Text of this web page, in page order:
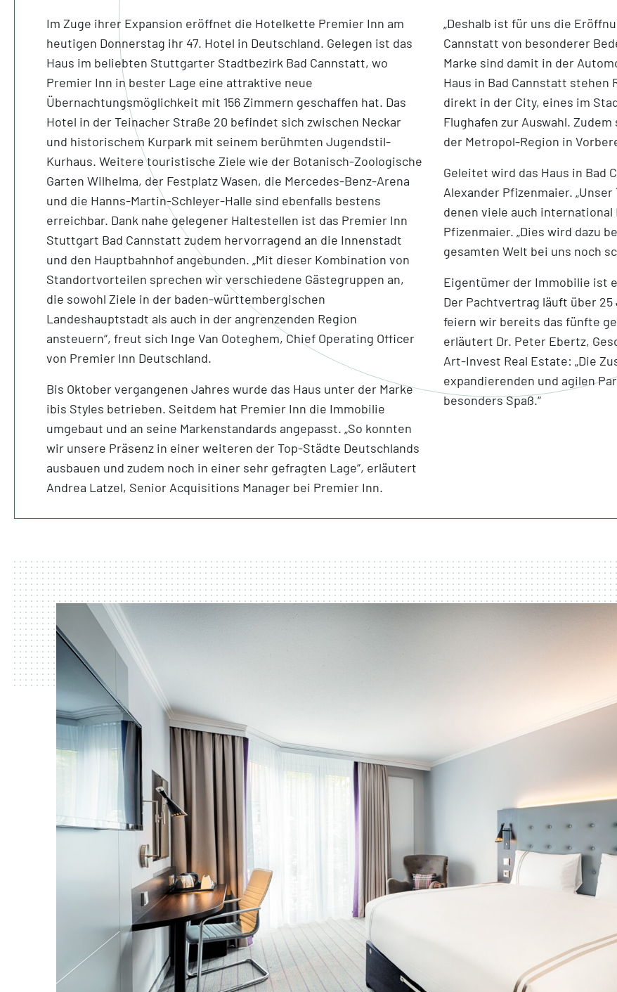
Im Zuge ihrer Expansion eröffnet die Hotelkette Premier Inn am
heutigen Donnerstag ihr 47. Hotel in Deutschland. Gelegen ist das
Haus im beliebten Stuttgarter Stadtbezirk Bad Cannstatt, wo
Premier Inn in bester Lage eine attraktive neue
Übernachtungsmöglichkeit mit 156 Zimmern geschaffen hat. Das
Hotel in der Teinacher Straße 20 befindet sich zwischen Neckar
und historischem Kurpark mit seinem berühmten Jugendstil-
Kurhaus. Weitere touristische Ziele wie der Botanisch-Zoologische
Garten Wilhelma, der Festplatz Wasen, die Mercedes-Benz-Arena
und die Hanns-Martin-Schleyer-Halle sind ebenfalls bestens
erreichbar. Dank nahe gelegener Haltestellen ist das Premier Inn
Stuttgart Bad Cannstatt zudem hervorragend an die Innenstadt
und den Hauptbahnhof angebunden. „Mit dieser Kombination von
Standortvorteilen sprechen wir verschiedene Gästegruppen an,
die sowohl Ziele in der baden-württembergischen
Landeshauptstadt als auch in der angrenzenden Region
ansteuern“, freut sich Inge Van Ooteghem, Chief Operating Officer
von Premier Inn Deutschland.
Bis Oktober vergangenen Jahres wurde das Haus unter der Marke
ibis Styles betrieben. Seitdem hat Premier Inn die Immobilie
umgebaut und an seine Markenstandards angepasst. „So konnten
wir unsere Präsenz in einer weiteren der Top-Städte Deutschlands
ausbauen und zudem noch in einer sehr gefragten Lage“, erläutert
Andrea Latzel, Senior Acquisitions Manager bei Premier Inn.
„Deshalb ist für uns die
Cannstatt von besonderer
Marke sind damit in der
Haus in Bad Cannstatt stehen
direkt in der City, eines im
Flughafen zur Auswahl.
der Metropol-Region in
Geleitet wird das Haus in Bad
Alexander Pfizenmaier.
denen viele auch international
Pfizenmaier. „Dies wird dazu
gesamten Welt bei uns noch
Eigentümer der Immobilie ist
Der Pachtvertrag läuft über
feiern wir bereits das fünfte
erläutert Dr. Peter Ebertz,
Art-Invest Real Estate: „Die
expandierenden und agilen
besonders Spaß.“